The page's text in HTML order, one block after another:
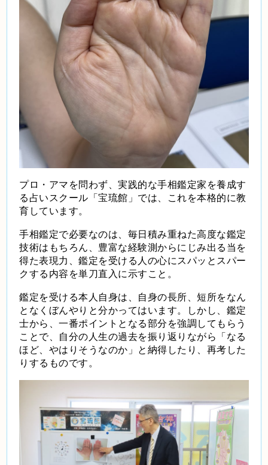
プロ・アマを問わず、実践的な手相鑑定家を養成す
る占いスクール「宝琉館」では、これを本格的に教
育しています。
手相鑑定で必要なのは、毎日積み重ねた高度な鑑定
技術はもちろん、豊富な経験測からにじみ出る当を
得た表現力、鑑定を受ける人の心にスパッとスパー
クする内容を単刀直入に示すこと。
鑑定を受ける本人自身は、自身の長所 、短所をなん
となくぼんやりと分かってはいます。しかし、鑑定
士から、一番ポイントとなる部分を強調してもらう
ことで、自分の人生の過去を振り返りながら「なる
ほど、やはりそうなのか」と納得したり、再考した
りするものです。